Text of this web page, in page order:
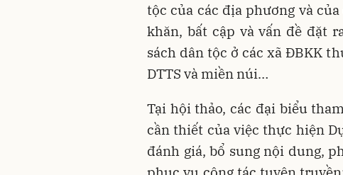
tộc của các địa phương và
khăn, bất cập và vấn đề đặt
sách dân tộc ở các xã ĐBKK
DTTS và miền núi…
Tại hội thảo, các đại biểu
cần thiết của việc thực hiện
đánh giá, bổ sung nội dung,